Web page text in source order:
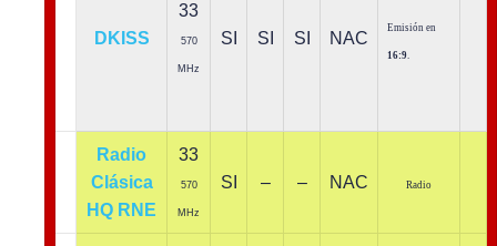
DKISS
33
570
MHz
SI SI SI NAC
Emisión en
16:9
Radio
Clásica
HQ RNE
33
570
MHz
SI – – NAC Radio